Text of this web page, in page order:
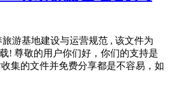
旅游基地建设与运营规范 , 该文件为
! 尊敬的用户你们好，你们的支持是
集的文件并免费分享都是不容易，如